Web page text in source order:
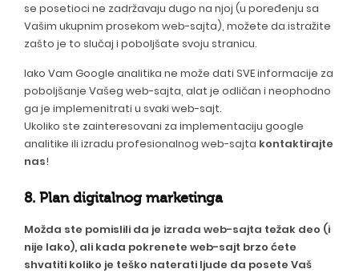
se posetioci ne zadržavaju dugo na njoj (u poređenju sa
Vašim ukupnim prosekom web-sajta), možete da istražite
zašto je to slučaj i poboljšate svoju stranicu.
Iako Vam Google analitika ne može dati SVE informacije za
poboljšanje Vašeg web-sajta, alat je odličan i neophodno
ga je implemenitrati u svaki web-sajt.
Ukoliko ste zainteresovani za implementaciju google
analitike ili izradu profesionalnog web-sajta kontaktirajte
nas!
8. Plan digitalnog marketinga
Možda ste pomislili da je izrada web-sajta težak deo (i
nije lako), ali kada pokrenete web-sajt brzo ćete
shvatiti koliko je teško naterati ljude da posete Vaš